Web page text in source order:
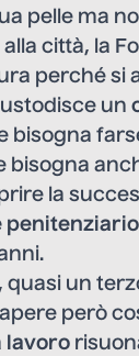
pelle ma
città, la
perché si
un
bisogna
bisogna
la
quasi un
però
lavoro